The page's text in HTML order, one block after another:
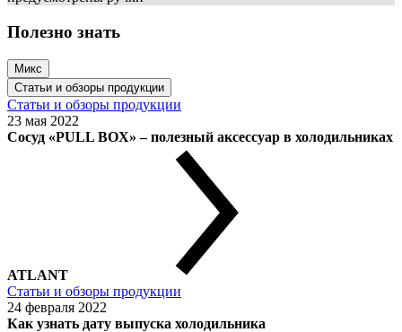
Полезно знать
Микс
Статьи и обзоры продукции
Статьи и обзоры продукции
23 мая 2022
Сосуд «PULL BOX» – полезный аксессуар в холодильниках
ATLANT
Статьи и обзоры продукции
24 февраля 2022
Как узнать дату выпуска холодильника